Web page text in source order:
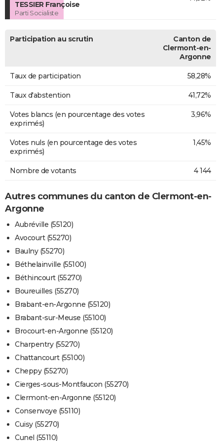
TESSIER Françoise
Parti Socialiste
Participation au scrutin
Canton de
Clermont-en-
Argonne
Taux de participation 58,28%
Taux d'abstention 41,72%
Votes blancs (en pourcentage des votes
exprimés)
3,96%
Votes nuls (en pourcentage des votes
exprimés)
1,45%
Nombre de votants 4 144
Autres communes du canton de Clermont-en-
Argonne
Aubréville (55120)
Avocourt (55270)
Baulny (55270)
Béthelainville (55100)
Béthincourt (55270)
Boureuilles (55270)
Brabant-en-Argonne (55120)
Brabant-sur-Meuse (55100)
Brocourt-en-Argonne (55120)
Charpentry (55270)
Chattancourt (55100)
Cheppy (55270)
Cierges-sous-Montfaucon (55270)
Clermont-en-Argonne (55120)
Consenvoye (55110)
Cuisy (55270)
Cunel (55110)